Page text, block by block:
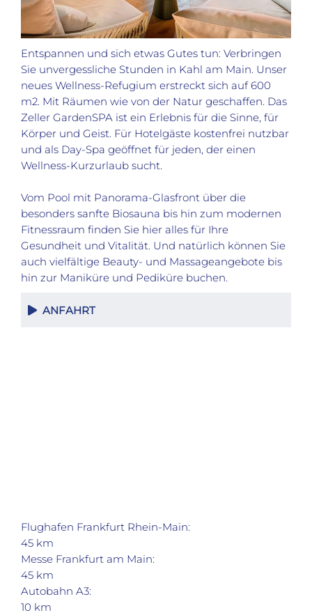
Entspannen und sich etwas Gutes tun: Verbringen
Sie unvergessliche Stunden in Kahl am Main. Unser
neues Wellness-Refugium erstreckt sich auf 600
m2. Mit Räumen wie von der Natur geschaffen. Das
Zeller GardenSPA ist ein Erlebnis für die Sinne, für
Körper und Geist. Für Hotelgäste kostenfrei nutzbar
und als Day-Spa geöffnet für jeden, der einen
Wellness-Kurzurlaub sucht.
Vom Pool mit Panorama-Glasfront über die
besonders sanfte Biosauna bis hin zum modernen
Fitnessraum finden Sie hier alles für Ihre
Gesundheit und Vitalität. Und natürlich können Sie
auch vielfältige Beauty- und Massageangebote bis
hin zur Maniküre und Pediküre buchen.
ANFAHRT
Flughafen Frankfurt Rhein-Main:
45 km
Messe Frankfurt am Main:
45 km
Autobahn A3:
10 km